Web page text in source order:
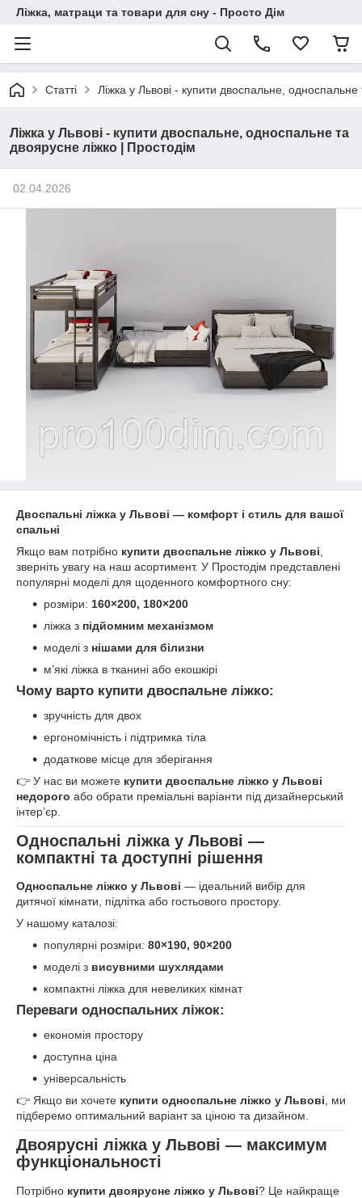
Ліжка, матраци та товари для сну - Просто Дім
Статті Ліжка у Львові - купити двоспальне,
Ліжка у Львові - купити двоспальне, односпальне та
двоярусне ліжко | Простодім
02.04.2026
Двоспальні ліжка у Львові — комфорт і стиль для вашої
спальні
Якщо вам потрібно купити двоспальне ліжко у Львові
зверніть увагу на наш асортимент. У Простодім представлені
популярні моделі для щоденного комфортного сну:
розміри: 160×200, 180×200
ліжка з підйомним механізмом
моделі з нішами для білизни
м’які ліжка в тканині або екошкірі
Чому варто купити двоспальне ліжко:
зручність для двох
ергономічність і підтримка тіла
додаткове місце для зберігання
👉 У нас ви можете купити двоспальне ліжко у Львові
недорого або обрати преміальні варіанти під дизайнерський
інтер’єр.
Односпальні ліжка у Львові —
компактні та доступні рішення
Односпальне ліжко у Львові — ідеальний вибір для
дитячої кімнати, підлітка або гостьового простору.
У нашому каталозі:
популярні розміри: 80×190, 90×200
моделі з висувними шухлядами
компактні ліжка для невеликих кімнат
Переваги односпальних ліжок:
економія простору
доступна ціна
універсальність
👉 Якщо ви хочете купити односпальне ліжко у Львові , ми
підберемо оптимальний варіант за ціною та дизайном.
Двоярусні ліжка у Львові — максимум
функціональності
Потрібно купити двоярусне ліжко у Львові? Це найкраще